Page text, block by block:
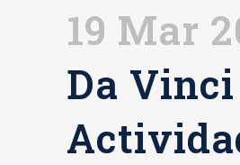
19 Mar
Da Vinci